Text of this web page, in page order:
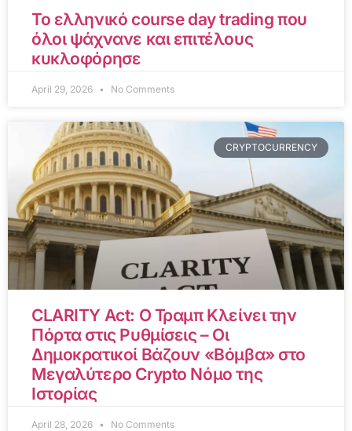
Το ελληνικό course day trading που
όλοι ψάχνανε και επιτέλους
κυκλοφόρησε
April 29, 2026 No Comments
CRYPTOCURRENCY
CLARITY Act: Ο Τραμπ Κλείνει την
Πόρτα στις Ρυθμίσεις – Οι
Δημοκρατικοί Βάζουν «Βόμβα» στο
Μεγαλύτερο Crypto Νόμο της
Ιστορίας
April 28, 2026 No Comments